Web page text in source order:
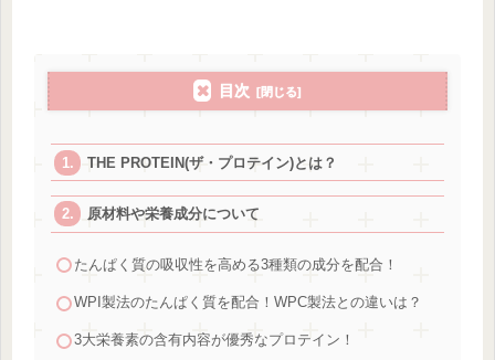
目次
THE PROTEIN(ザ・プロテイン)とは？
原材料や栄養成分について
たんぱく質の吸収性を高める3種類の成分を配合！
WPI製法のたんぱく質を配合！WPC製法との違いは？
3大栄養素の含有内容が優秀なプロテイン！